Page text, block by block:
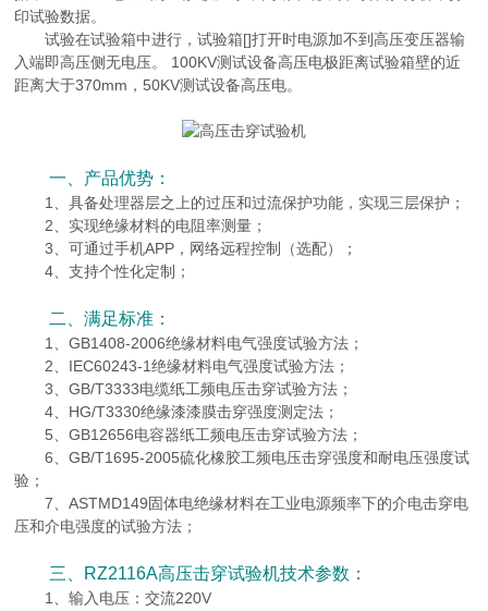
印试验数据。
试验在试验箱中进行，试验箱[]打开时电源加不到高压变压器输
入端即高压侧无电压。 100KV测试设备高压电极距离试验箱壁的近
距离大于370mm，50KV测试设备高压电。
一、产品优势：
1、具备处理器层之上的过压和过流保护功能，实现三层保护；
2、实现绝缘材料的电阻率测量；
3、可通过手机APP，网络远程控制（选配）；
4、支持个性化定制；
二、满足标准：
1、GB1408-2006绝缘材料电气强度试验方法；
2、IEC60243-1绝缘材料电气强度试验方法；
3、GB/T3333电缆纸工频电压击穿试验方法；
4、HG/T3330绝缘漆漆膜击穿强度测定法；
5、GB12656电容器纸工频电压击穿试验方法；
6、GB/T1695-2005硫化橡胶工频电压击穿强度和耐电压强度试
验；
7、ASTMD149固体电绝缘材料在工业电源频率下的介电击穿电
压和介电强度的试验方法；
三、RZ2116A高压击穿试验机技术参数：
1、输入电压：交流220V